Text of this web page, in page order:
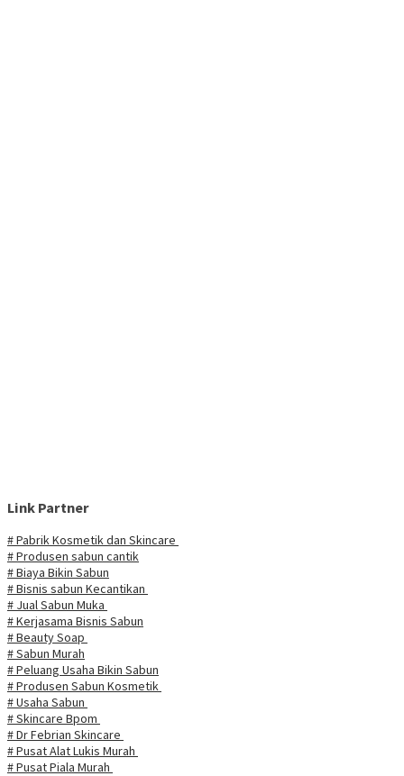
Link Partner
# Pabrik Kosmetik dan Skincare
# Produsen sabun cantik
# Biaya Bikin Sabun
# Bisnis sabun Kecantikan
# Jual Sabun Muka
# Kerjasama Bisnis Sabun
# Beauty Soap
# Sabun Murah
# Peluang Usaha Bikin Sabun
# Produsen Sabun Kosmetik
# Usaha Sabun
# Skincare Bpom
# Dr Febrian Skincare
# Pusat Alat Lukis Murah
# Pusat Piala Murah